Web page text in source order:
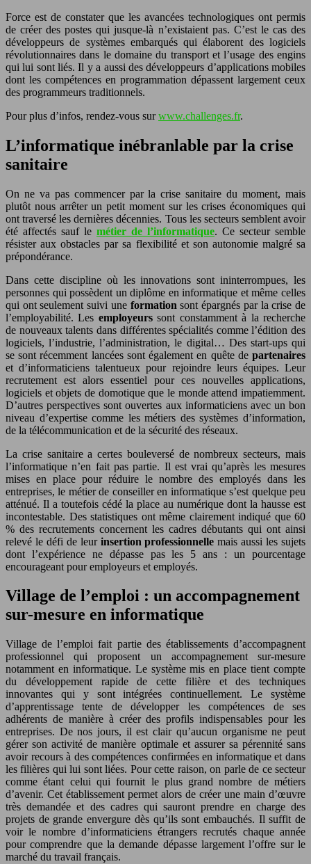
Force est de constater que les avancées technologiques ont permis
de créer des postes qui jusque-là n’existaient pas. C’est le cas des
développeurs de systèmes embarqués qui élaborent des logiciels
révolutionnaires dans le domaine du transport et l’usage des engins
qui lui sont liés. Il y a aussi des développeurs d’applications mobiles
dont les compétences en programmation dépassent largement ceux
des programmeurs traditionnels.
Pour plus d’infos, rendez-vous surwww.challenges.fr.
L’informatique inébranlable par la crise
sanitaire
On ne va pas commencer par la crise sanitaire du moment, mais
plutôt nous arrêter un petit moment sur les crises économiques qui
ont traversé les dernières décennies. Tous les secteurs semblent avoir
été affectés sauf le métier de l’informatique. Ce secteur semble
résister aux obstacles par sa flexibilité et son autonomie malgré sa
prépondérance.
Dans cette discipline où les innovations sont ininterrompues, les
personnes qui possèdent un diplôme en informatique et même celles
qui ont seulement suivi une formation sont épargnés par la crise de
l’employabilité. Les employeurssont constamment à la recherche
de nouveaux talents dans différentes spécialités comme l’édition des
logiciels, l’industrie, l’administration, le digital… Des start-ups qui
se sont récemment lancées sont également en quête de partenaires
et d’informaticiens talentueux pour rejoindre leurs équipes. Leur
recrutement est alors essentiel pour ces nouvelles applications,
logiciels et objets de domotique que le monde attend impatiemment.
D’autres perspectives sont ouvertes aux informaticiens avec un bon
niveau d’expertise comme les métiers des systèmes d’information,
de la télécommunication et de la sécurité des réseaux.
La crise sanitaire a certes bouleversé de nombreux secteurs, mais
l’informatique n’en fait pas partie. Il est vrai qu’après les mesures
mises en place pour réduire le nombre des employés dans les
entreprises, le métier de conseiller en informatique s’est quelque peu
atténué. Il a toutefois cédé la place au numérique dont la hausse est
incontestable. Des statistiques ont même clairement indiqué que 60
% des recrutements concernent les cadres débutants qui ont ainsi
relevé le défi de leur insertion professionnellemais aussi les sujets
dont l’expérience ne dépasse pas les 5 ans : un pourcentage
encourageant pour employeurs et employés.
Village de l’emploi : un accompagnement
sur-mesure en informatique
Village de l’emploi fait partie des établissements d’accompagnent
professionnel qui proposent un accompagnement sur-mesure
notamment en informatique. Le système mis en place tient compte
du développement rapide de cette filière et des techniques
innovantes qui y sont intégrées continuellement. Le système
d’apprentissage tente de développer les compétences de ses
adhérents de manière à créer des profils indispensables pour les
entreprises. De nos jours, il est clair qu’aucun organisme ne peut
gérer son activité de manière optimale et assurer sa pérennité sans
avoir recours à des compétences confirmées en informatique et dans
les filières qui lui sont liées. Pour cette raison, on parle de ce secteur
comme étant celui qui fournit le plus grand nombre de métiers
d’avenir. Cet établissement permet alors de créer une main d’œuvre
très demandée et des cadres qui sauront prendre en charge des
projets de grande envergure dès qu’ils sont embauchés. Il suffit de
voir le nombre d’informaticiens étrangers recrutés chaque année
pour comprendre que la demande dépasse largement l’offre sur le
marché du travail français.